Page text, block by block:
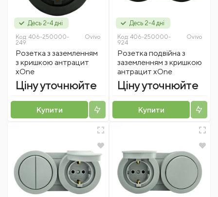
Десь 2-4 дні
Код: 406-250000-
249
Ovivo
Розетка з заземленням
з кришкою антрацит
xOne
Ціну уточнюйте
Купити
Десь 2-4 дні
Код: 406-250000-
924
Ovivo
Розетка подвійна з
заземленням з кришкою
антрацит xOne
Ціну уточнюйте
Купити